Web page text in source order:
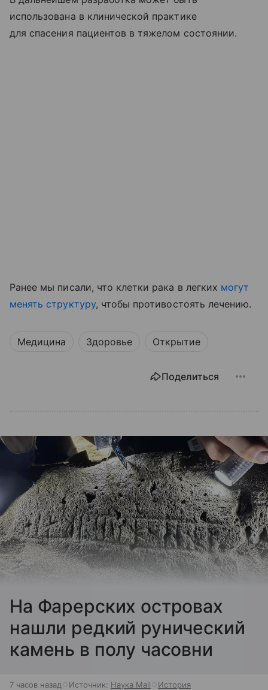
использована в клинической практике
для спасения пациентов в тяжелом состоянии.
Ранее мы писали, что клетки рака в легких могут
менять структуру, чтобы противостоять лечению.
Медицина Здоровье Открытие
Поделиться
На Фарерских островах
нашли редкий рунический
камень в полу часовни
7 часов назад Источник: Наука Mail История